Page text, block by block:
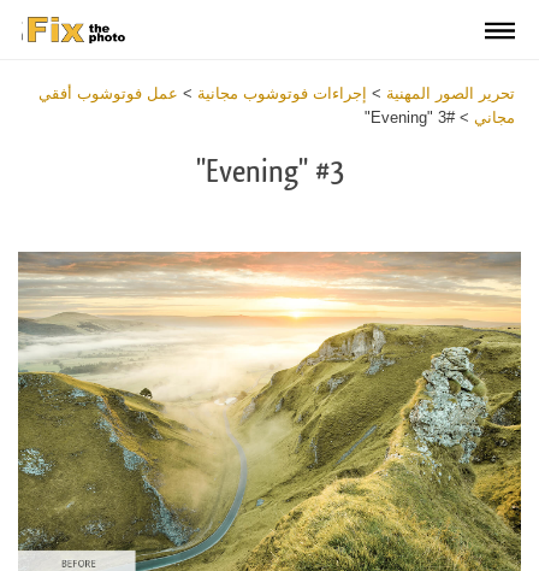
تحرير الصور المهنية > إجراءات فوتوشوب مجانية > عمل فوتوشوب أفقي
مجاني >
#3 "Evening"
#3 "Evening"
Download
Free
Action